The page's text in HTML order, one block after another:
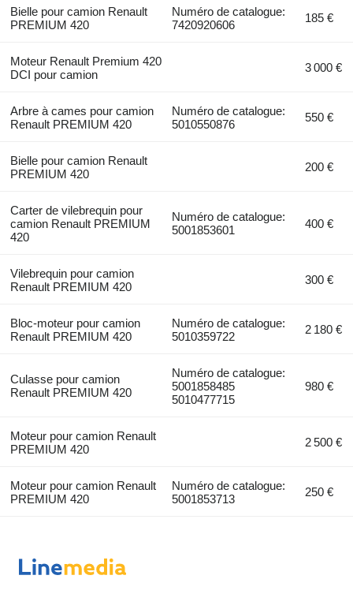
Bielle pour camion Renault
PREMIUM 420
Numéro de catalogue:
7420920606
185 €
Moteur Renault Premium 420
DCI pour camion
3 000 €
Arbre à cames pour camion
Renault PREMIUM 420
Numéro de catalogue:
5010550876
550 €
Bielle pour camion Renault
PREMIUM 420
200 €
Carter de vilebrequin pour
camion Renault PREMIUM
420
Numéro de catalogue:
5001853601
400 €
Vilebrequin pour camion
Renault PREMIUM 420
300 €
Bloc-moteur pour camion
Renault PREMIUM 420
Numéro de catalogue:
5010359722
2 180 €
Culasse pour camion
Renault PREMIUM 420
Numéro de catalogue:
5001858485
5010477715
980 €
Moteur pour camion Renault
PREMIUM 420
2 500 €
Moteur pour camion Renault
PREMIUM 420
Numéro de catalogue:
5001853713
250 €